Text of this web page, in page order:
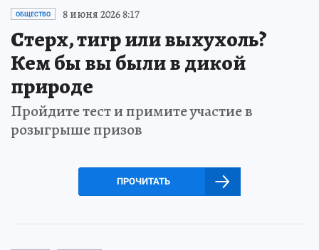
ОБЩЕСТВО 8 июня 2026 8:17
Стерх, тигр или выхухоль?
Кем бы вы были в дикой
природе
Пройдите тест и примите участие в
розыгрыше призов
ПРОЧИТАТЬ